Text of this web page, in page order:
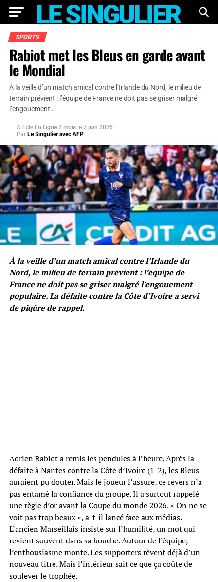
SPORTS
Rabiot met les Bleus en garde avant
le Mondial
À la veille d’un match amical contre l’Irlande du Nord, le milieu de
terrain prévient : l’équipe de France ne doit pas se griser malgré
l’engouement…
Article En Ligne 2 mois le 7 juin 2026
Par Le Singulier avec AFP
À la veille d’un match amical contre l’Irlande du
Nord, le milieu de terrain prévient : l’équipe de
France ne doit pas se griser malgré l’engouement
populaire. La défaite contre la Côte d’Ivoire a servi
de piqûre de rappel.
Adrien Rabiot a remis les pendules à l’heure. Après la
défaite à Nantes contre la Côte d’Ivoire (1-2), les Bleus
auraient pu douter. Mais le joueur l’assure, ce revers n’a
pas entamé la confiance du groupe. Il a surtout rappelé
une règle d’or avant la Coupe du monde 2026. « On ne se
voit pas trop beaux », a-t-il lancé face aux médias.
L’ancien Marseillais insiste sur l’humilité, un mot qui
revient souvent dans sa bouche. Autour de l’équipe,
l’enthousiasme monte. Les supporters rêvent déjà d’un
nouveau titre. Mais l’intérieur sait ce que ça coûte de
soulever le trophée.